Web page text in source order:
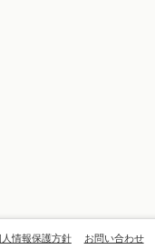
人情報保護方針 お問い合わせ